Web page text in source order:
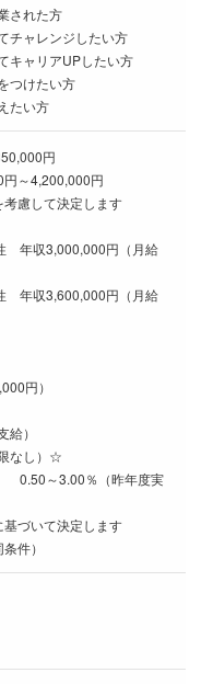
された方
チャレンジしたい方
キャリアUPしたい方
つけたい方
たい方
円
～4,200,000円
慮して決定します
年収3,000,000円（月給
年収3,600,000円（月給
円）
）
なし）☆
0.50～3.00％（昨年度実
づいて決定します
件）